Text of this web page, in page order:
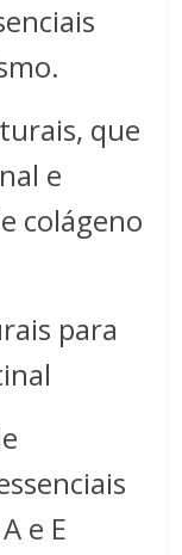
que
e
colágeno
para
e E